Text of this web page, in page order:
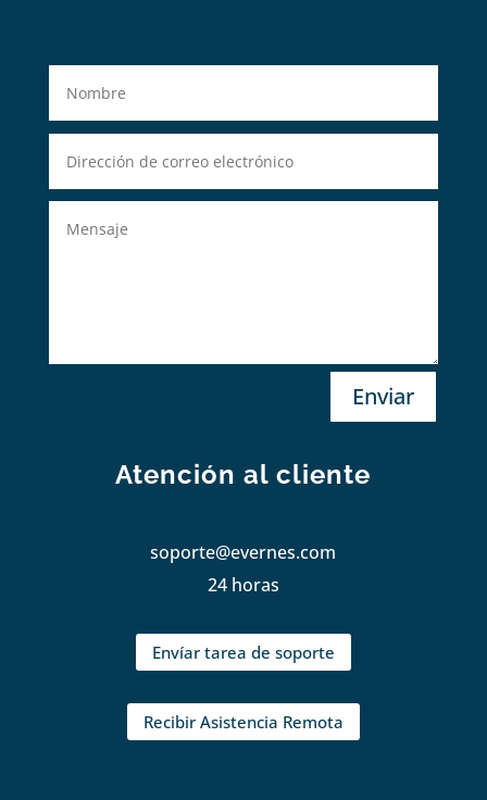
Enviar
Atención al cliente
soporte@evernes.com
24 horas
Envíar tarea de soporte
Recibir Asistencia Remota